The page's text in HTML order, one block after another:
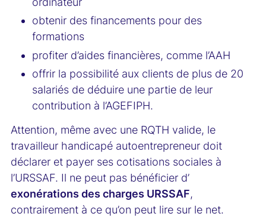
obtenir des financements pour des
formations
profiter d’aides financières, comme l’AAH
offrir la possibilité aux clients de plus de 20
salariés de déduire une partie de leur
contribution à l’AGEFIPH.
Attention, même avec une RQTH valide, le
travailleur handicapé autoentrepreneur doit
déclarer et payer ses cotisations sociales à
l’URSSAF. Il ne peut pas bénéficier d’
exonérations des charges URSSAF,
contrairement à ce qu’on peut lire sur le net.